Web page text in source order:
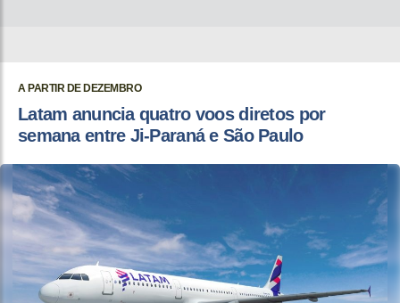
A PARTIR DE DEZEMBRO
Latam anuncia quatro voos diretos por
semana entre Ji-Paraná e São Paulo